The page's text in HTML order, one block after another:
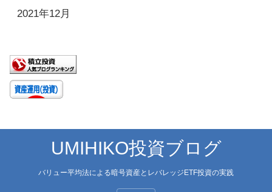
2021年12月
UMIHIKO投資ブログ
バリュー平均法による暗号資産とレバレッジETF投資の実践